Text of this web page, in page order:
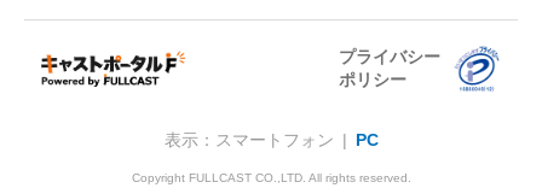
プライバシー
ポリシー
表示：スマートフォン | PC
Copyright FULLCAST CO.,LTD. All rights reserved.